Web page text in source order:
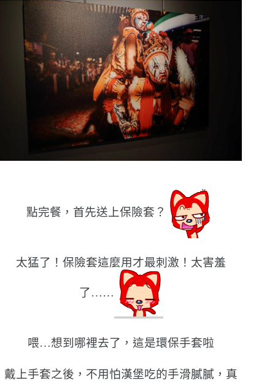
點完餐，首先送上保險套？
太猛了！保險套這麼用才最刺激！太害羞
了……
喂…想到哪裡去了，這是環保手套啦
戴上手套之後，不用怕漢堡吃的手滑膩膩，真